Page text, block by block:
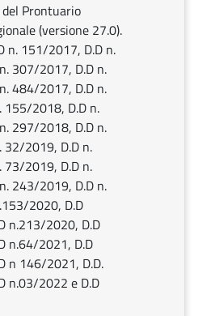
Prontuario
(versione 27.0).
n. 151/2017, D.D n.
307/2017, D.D n.
484/2017, D.D n.
155/2018, D.D n.
297/2018, D.D n.
32/2019, D.D n.
73/2019, D.D n.
243/2019, D.D n.
2020, D.D
n.213/2020, D.D
n.64/2021, D.D
n 146/2021, D.D.
n.03/2022 e D.D